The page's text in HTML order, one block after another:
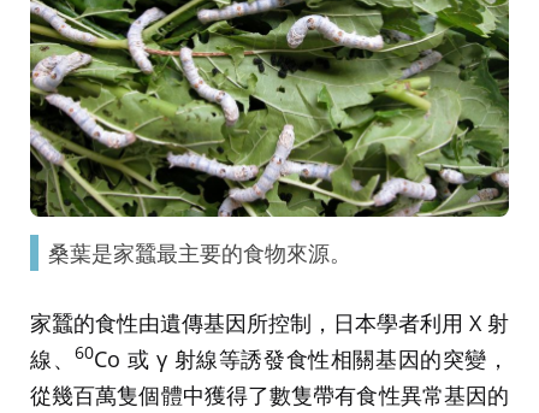
桑葉是家蠶最主要的食物來源。
家蠶的食性由遺傳基因所控制，日本學者利用 X 射
線、60Co 或 γ 射線等誘發食性相關基因的突變，
從幾百萬隻個體中獲得了數隻帶有食性異常基因的